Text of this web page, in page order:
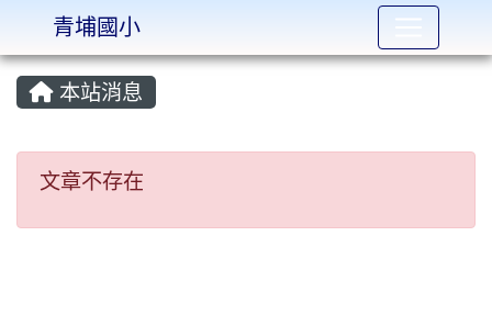
:::
本站消息
文章不存在
文章不存在
青埔國小